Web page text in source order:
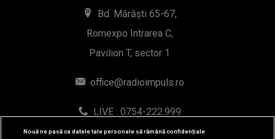
Bd. Mărăști 65-67,
Romexpo Intrarea C,
Pavilion T, sector 1
office@radioimpuls.ro
LIVE : 0754-222.999
WhatsApp: 0754-222.999
Nouă ne pasă ca datele tale personale să rămână confidențiale